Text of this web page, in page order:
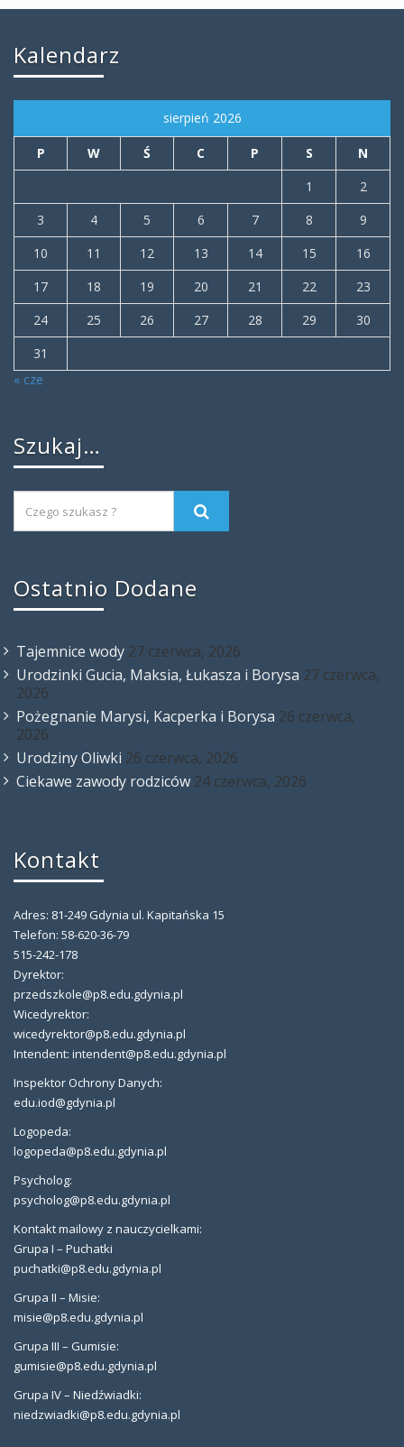
Kalendarz
sierpień 2026
P W Ś C P S
N
1
2
3
4 5 6 7 8
9
10
11 12 13 14 15
16
17
18 19 20 21 22
23
24
25 26 27 28 29
30
31
« cze
Szukaj…
Ostatnio Dodane
Tajemnice wody 27 czerwca, 2026
Urodzinki Gucia, Maksia, Łukasza i Borysa 27 czerwca,
2026
Pożegnanie Marysi, Kacperka i Borysa 26 czerwca,
2026
Urodziny Oliwki 26 czerwca, 2026
Ciekawe zawody rodziców 24 czerwca, 2026
Kontakt
Adres: 81-249 Gdynia ul. Kapitańska 15
Telefon: 58-620-36-79
515-242-178
Dyrektor:
przedszkole@p8.edu.gdynia.pl
Wicedyrektor:
wicedyrektor@p8.edu.gdynia.pl
Intendent: intendent@p8.edu.gdynia.pl
Inspektor Ochrony Danych:
edu.iod@gdynia.pl
Logopeda:
logopeda@p8.edu.gdynia.pl
Psycholog:
psycholog@p8.edu.gdynia.pl
Kontakt mailowy z nauczycielkami:
Grupa I – Puchatki
puchatki@p8.edu.gdynia.pl
Grupa II – Misie:
misie@p8.edu.gdynia.pl
Grupa III – Gumisie:
gumisie@p8.edu.gdynia.pl
Grupa IV – Niedźwiadki:
niedzwiadki@p8.edu.gdynia.pl